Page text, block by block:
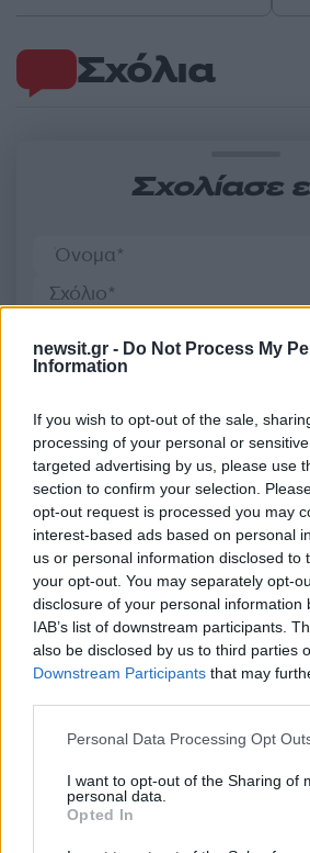
newsit.gr - Do Not Process My
Information
If you wish to opt-out of the sale,
processing of your personal or
targeted advertising by us, please use
section to confirm your selection.
opt-out request is processed you may
interest-based ads based on personal
us or personal information disclosed to
your opt-out. You may separately opt-
disclosure of your personal information
IAB’s list of downstream participants.
also be disclosed by us to third parties
Downstream Participants that may
Please note that this website/app uses
not limited to your visit or usage
grant or deny consent to Google and
use your data for below specified
consent section.
Personal Data Processing Opt
I want to opt-out of the Sharing of
personal data.
Opted In
Σχόλια
Σχολίασε
Υποβολή
Όροι Χρήσης
. Το site προστατεύεται από
Πολιτική Απορρήτου&Όροι Χρήσης της
Ελλάδα
ΑΓΡΟΤΕΣ
Share:
Ακολουθήστε το Νewsit.gr στο
ενημερωθείτε πρώτοι για όλη την
Πιο δημοφιλή